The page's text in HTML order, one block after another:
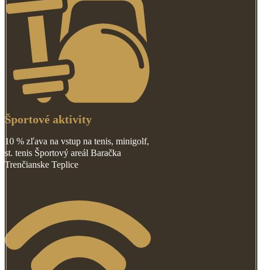
Športové aktivity
10 % zľava na vstup na tenis, minigolf,
st. tenis Športový areál Baračka
Trenčianske Teplice